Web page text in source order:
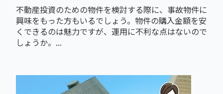
不動産投資のための物件を検討する際に、事故物件に
興味をもった方もいるでしょう。物件の購入金額を安
くできるのは魅力ですが、運用に不利な点はないので
しょうか。...